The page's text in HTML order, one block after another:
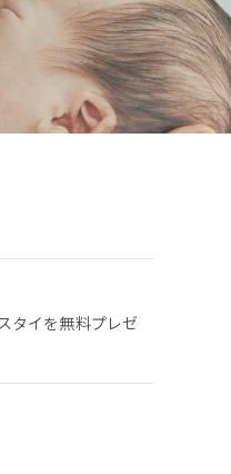
タイを無料プレゼ